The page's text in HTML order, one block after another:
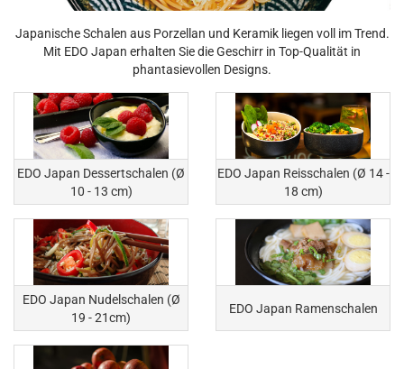
Japanische Schalen aus Porzellan und Keramik liegen voll im Trend.
Mit EDO Japan erhalten Sie die Geschirr in Top-Qualität in
phantasievollen Designs.
EDO Japan Dessertschalen (Ø
10 - 13 cm)
EDO Japan Reisschalen (Ø 14 -
18 cm)
EDO Japan Nudelschalen (Ø
19 - 21cm)
EDO Japan Ramenschalen